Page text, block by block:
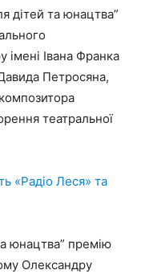
дітей та юнацтва”
імені Івана Франка
Петросяна,
театральної
«Радіо Леся» та
юнацтва” премію
Олександру